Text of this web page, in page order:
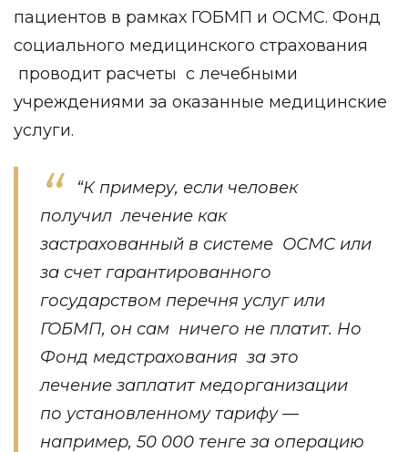
пациентов в рамках ГОБМП и ОСМС. Фонд
социального медицинского страхования
проводит расчеты с лечебными
учреждениями за оказанные медицинские
услуги.
“К примеру, если человек
получил лечение как
застрахованный в системе ОСМС или
за счет гарантированного
государством перечня услуг или
ГОБМП, он сам ничего не платит. Но
Фонд медстрахования за это
лечение заплатит медорганизации
по установленному тарифу —
например, 50 000 тенге за операцию